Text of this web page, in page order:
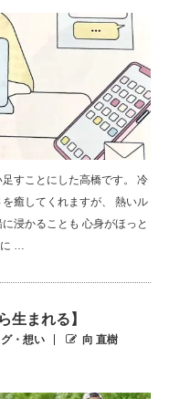
すことにした高橋です。 冷
癒してくれますが、 熱いル
浸かることも 心身がほっと
に …
生まれる】
・想い 向 直樹